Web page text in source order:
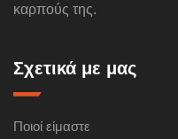
καρπούς της.
Σχετικά με μας
Ποιοί είμαστε